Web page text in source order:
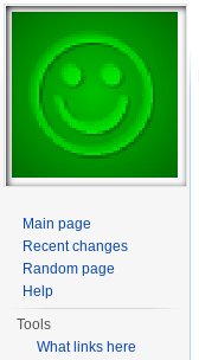
Main page
Recent changes
Random page
Help
Tools
What links here